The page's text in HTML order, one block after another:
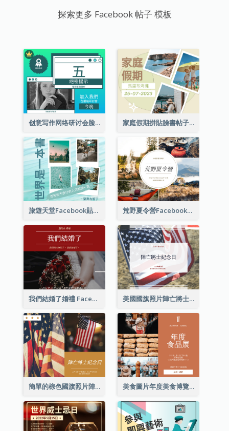
探索更多 Facebook 帖子 模板
创意写作网络研讨会脸书帖子 家庭假期拼貼臉書帖子
旅遊天堂Facebook貼子 荒野夏令營Facebook帖子
我們結婚了婚禮 Facebook 帖子 美國國旗照片陣亡將士紀念日慶祝活動Facebook帖子
簡單的棕色國旗照片陣亡將士紀念日Facebook帖子 美食圖片年度美食博覽會邀請函Facebook帖子